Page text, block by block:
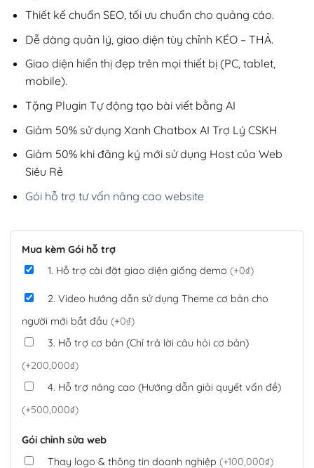
Thiết kế chuẩn SEO, tối ưu chuẩn cho quảng cáo.
Dễ dàng quản lý, giao diện tùy chỉnh KÉO – THẢ.
Giao diện hiển thị đẹp trên mọi thiết bị (PC, tablet,
mobile).
Tặng Plugin Tự động tạo bài viết bằng AI
Giảm 50% sử dụng Xanh Chatbox AI Trợ Lý CSKH
Giảm 50% khi đăng ký mới sử dụng Host của Web
Siêu Rẻ
Gói hỗ trợ tư vấn nâng cao website
Mua kèm Gói hỗ trợ
1. Hỗ trợ cài đặt giao diện giống demo (+0₫)
2. Video hướng dẫn sử dụng Theme cơ bản cho
người mới bắt đầu (+0₫)
3. Hỗ trợ cơ bản (Chỉ trả lời câu hỏi cơ bản)
(+200,000₫)
4. Hỗ trợ nâng cao (Hướng dẫn giải quyết vấn đề)
(+500,000₫)
Gói chỉnh sửa web
Thay logo & thông tin doanh nghiệp (+100,000₫)